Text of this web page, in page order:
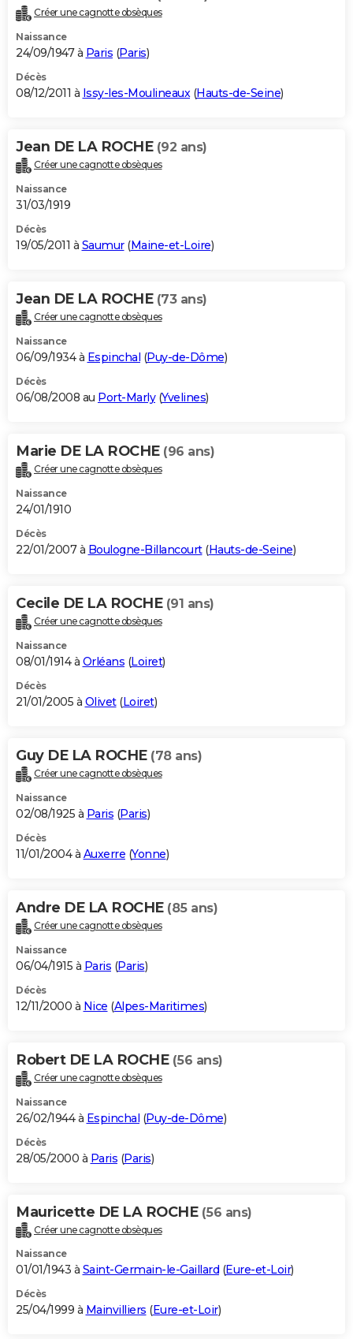
Créer une cagnotte obsèques
Naissance
24/09/1947 à Paris (Paris)
Décès
08/12/2011 à Issy-les-Moulineaux(Hauts-de-Seine)
Jean DE LA ROCHE (92 ans)
Créer une cagnotte obsèques
Naissance
31/03/1919
Décès
19/05/2011 à Saumur(Maine-et-Loire)
Jean DE LA ROCHE (73 ans)
Créer une cagnotte obsèques
Naissance
06/09/1934 à Espinchal (Puy-de-Dôme)
Décès
06/08/2008 au Port-Marly(Yvelines)
Marie DE LA ROCHE (96 ans)
Créer une cagnotte obsèques
Naissance
24/01/1910
Décès
22/01/2007 à Boulogne-Billancourt(Hauts-de-Seine)
Cecile DE LA ROCHE (91 ans)
Créer une cagnotte obsèques
Naissance
08/01/1914 à Orléans (Loiret)
Décès
21/01/2005 à Olivet(Loiret)
Guy DE LA ROCHE (78 ans)
Créer une cagnotte obsèques
Naissance
02/08/1925 à Paris (Paris)
Décès
11/01/2004 à Auxerre (Yonne)
Andre DE LA ROCHE (85 ans)
Créer une cagnotte obsèques
Naissance
06/04/1915 à Paris (Paris)
Décès
12/11/2000 à Nice (Alpes-Maritimes)
Robert DE LA ROCHE (56 ans)
Créer une cagnotte obsèques
Naissance
26/02/1944 à Espinchal (Puy-de-Dôme)
Décès
28/05/2000 à Paris (Paris)
Mauricette DE LA ROCHE (56 ans)
Créer une cagnotte obsèques
Naissance
01/01/1943 à Saint-Germain-le-Gaillard (Eure-et-Loir)
Décès
25/04/1999 à Mainvilliers (Eure-et-Loir)